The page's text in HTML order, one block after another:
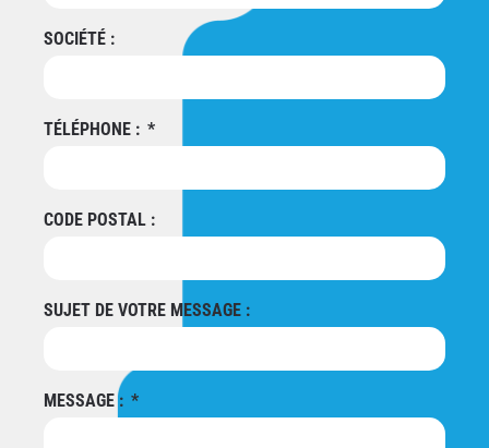
SOCIÉTÉ :
TÉLÉPHONE :
CODE POSTAL :
SUJET DE VOTRE MESSAGE :
MESSAGE :